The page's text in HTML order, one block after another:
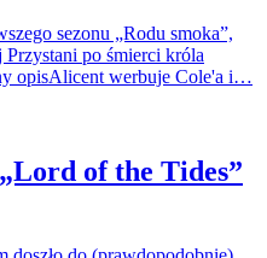
sezonu „Rodu smoka”,
po śmierci króla
opisAlicent werbuje Cole'a i…
of the Tides”